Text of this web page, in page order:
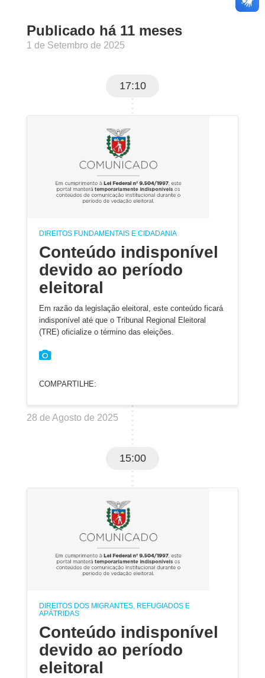
Publicado há 11 meses
1 de Setembro de 2025
17:10
DIREITOS FUNDAMENTAIS E CIDADANIA
Conteúdo indisponível
devido ao período
eleitoral
Em razão da legislação eleitoral, este conteúdo ficará
indisponível até que o Tribunal Regional Eleitoral
(TRE) oficialize o término das eleições.
COMPARTILHE:
28 de Agosto de 2025
15:00
DIREITOS DOS MIGRANTES, REFUGIADOS E
APÁTRIDAS
Conteúdo indisponível
devido ao período
eleitoral